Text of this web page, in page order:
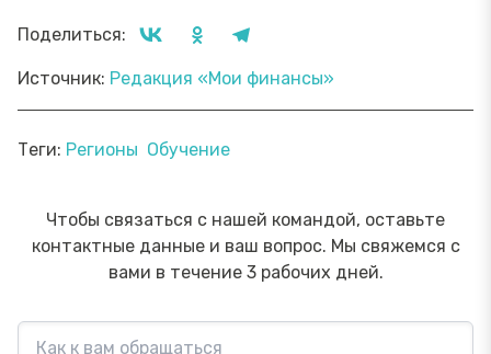
Поделиться:
Источник: Редакция «Мои финансы»
Теги: Регионы Обучение
Чтобы связаться с нашей командой, оставьте
контактные данные и ваш вопрос. Мы свяжемся с
вами в течение 3 рабочих дней.